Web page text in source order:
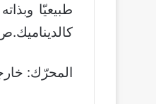
طبيعيّا
المحرّك: